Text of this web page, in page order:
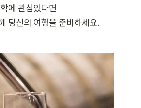
에 관심있다면
당신의 여행을 준비하세요.